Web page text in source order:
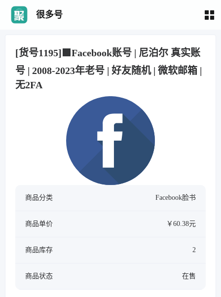
很多号
[货号1195]🟩Facebook账号 | 尼泊尔 真实账
号 | 2008-2023年老号 | 好友随机 | 微软邮箱 |
无2FA
商品分类 Facebook脸书
商品单价 ￥60.38元
商品库存 2
商品状态 在售